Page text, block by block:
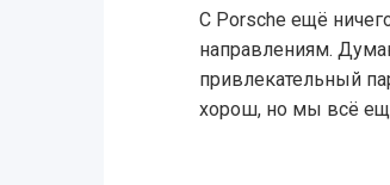
С Porsche ещё
направлениям.
привлекательный
хорош, но мы всё